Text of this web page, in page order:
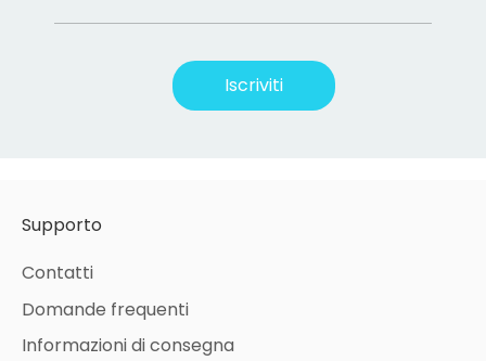
Iscriviti
Supporto
Contatti
Domande frequenti
Informazioni di consegna